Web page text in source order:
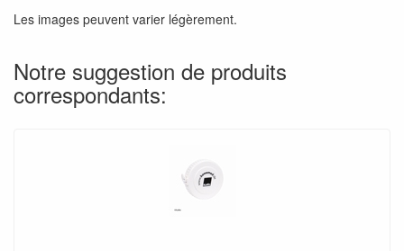
Les images peuvent varier légèrement.
Notre suggestion de produits
correspondants: